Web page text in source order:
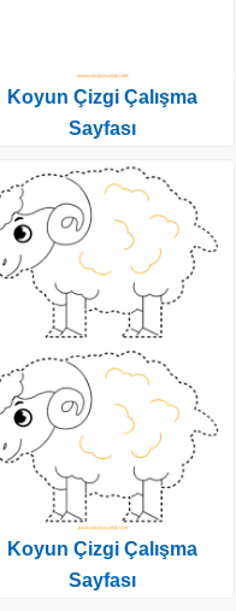
Koyun Çizgi Çalışma
Sayfası
Koyun Çizgi Çalışma
Sayfası